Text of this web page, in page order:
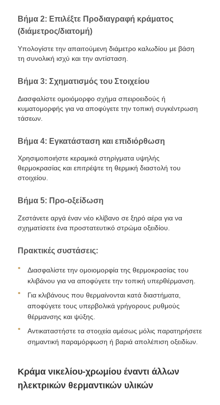
Βήμα 2: Επιλέξτε Προδιαγραφή κράματος
(διάμετρος/διατομή)
Υπολογίστε την απαιτούμενη διάμετρο καλωδίου με βάση
τη συνολική ισχύ και την αντίσταση.
Βήμα 3: Σχηματισμός του Στοιχείου
Διασφαλίστε ομοιόμορφο σχήμα σπειροειδούς ή
κυματομορφής για να αποφύγετε την τοπική συγκέντρωση
τάσεων.
Βήμα 4: Εγκατάσταση και επιδιόρθωση
Χρησιμοποιήστε κεραμικά στηρίγματα υψηλής
θερμοκρασίας και επιτρέψτε τη θερμική διαστολή του
στοιχείου.
Βήμα 5: Προ-οξείδωση
Ζεστάνετε αργά έναν νέο κλίβανο σε ξηρό αέρα για να
σχηματίσετε ένα προστατευτικό στρώμα οξειδίου.
Πρακτικές συστάσεις:
Διασφαλίστε την ομοιομορφία της θερμοκρασίας του
κλιβάνου για να αποφύγετε την τοπική υπερθέρμανση.
Για κλιβάνους που θερμαίνονται κατά διαστήματα,
αποφύγετε τους υπερβολικά γρήγορους ρυθμούς
θέρμανσης και ψύξης.
Αντικαταστήστε τα στοιχεία αμέσως μόλις παρατηρήσετε
σημαντική παραμόρφωση ή βαριά απολέπιση οξειδίων.
Κράμα νικελίου-χρωμίου έναντι άλλων
ηλεκτρικών θερμαντικών υλικών